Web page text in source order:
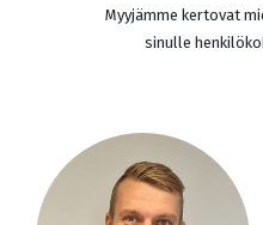
Myyjämme kertovat
sinulle